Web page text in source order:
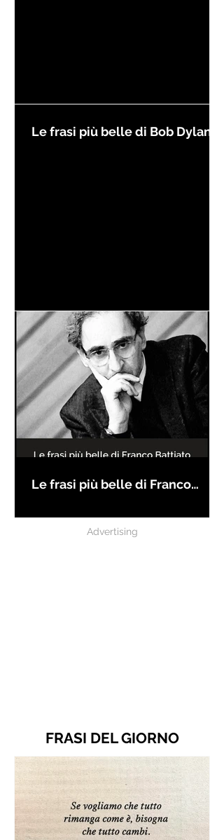
Le frasi più belle di Bob Dylan
Le frasi più belle di Franco
Advertising
FRASI DEL GIORNO